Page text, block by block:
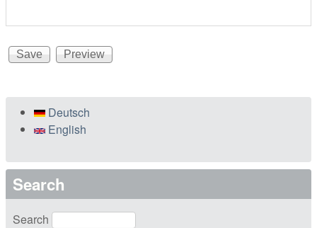
Deutsch
English
Search
Search